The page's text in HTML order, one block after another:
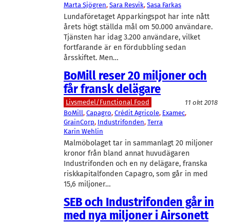
Marta Sjögren, Sara Resvik, Sasa Farkas
Lundaföretaget Apparkingspot har inte nått
årets högt ställda mål om 50.000 användare.
Tjänsten har idag 3.200 användare, vilket
fortfarande är en fördubbling sedan
årsskiftet. Men…
BoMill reser 20 miljoner och
får fransk delägare
Livsmedel/Functional Food
11 okt 2018
BoMill, Capagro, Crédit Agricole, Examec
GrainCorp, Industrifonden, Terra
Karin Wehlin
Malmöbolaget tar in sammanlagt 20 miljoner
kronor från bland annat huvudägaren
Industrifonden och en ny delägare, franska
riskkapitalfonden Capagro, som går in med
15,6 miljoner…
SEB och Industrifonden går in
med nya miljoner i Airsonett